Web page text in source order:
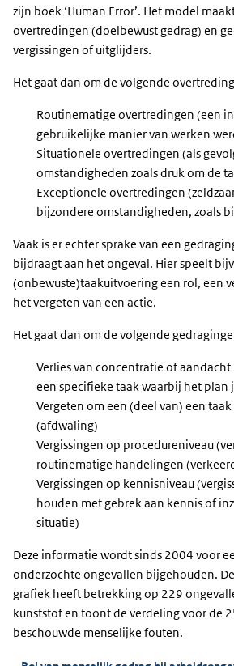
zijn boek ‘Human Error’. Het model
overtredingen (doelbewust gedrag) en
vergissingen of uitglijders.
Het gaat dan om de volgende
Routinematige overtredingen (een
gebruikelijke manier van werken
Situationele overtredingen (als
omstandigheden zoals druk om de
Exceptionele overtredingen
bijzondere omstandigheden, zoals
Vaak is er echter sprake van een
bijdraagt aan het ongeval. Hier speelt
(onbewuste)taakuitvoering een rol, een
het vergeten van een actie.
Het gaat dan om de volgende
Verlies van concentratie of
een specifieke taak waarbij het plan
Vergeten om een (deel van) een
(afdwaling)
Vergissingen op procedureniveau
routinematige handelingen
Vergissingen op kennisniveau
houden met gebrek aan kennis of
situatie)
Deze informatie wordt sinds 2004 voor
onderzochte ongevallen bijgehouden.
grafiek heeft betrekking op 229
kunststof en toont de verdeling voor de
beschouwde menselijke fouten.